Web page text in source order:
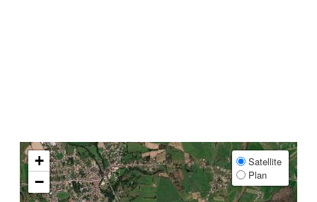
+
−
Satellite
Plan